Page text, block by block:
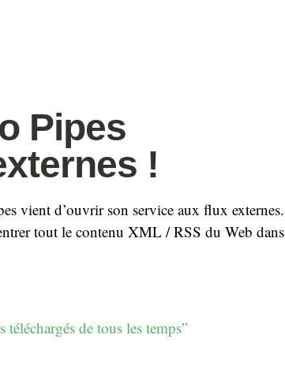
Pipes
!
vient d’ouvrir son service aux flux externes.
tout le contenu XML / RSS du Web dans
téléchargés de tous les temps”